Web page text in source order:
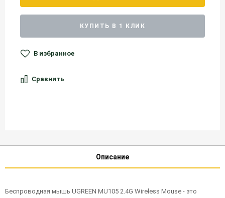
КУПИТЬ В 1 КЛИК
В избранное
Сравнить
Описание
Беспроводная мышь UGREEN MU105 2.4G Wireless Mouse - это